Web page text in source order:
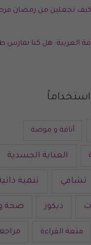
تجعلين من رمضان
العربية: هل كنا نمارس
استخداماً
أناقة و موضة
العناية الجسدية
تشافي تنمية
ديكور صحة
متعة القراءة